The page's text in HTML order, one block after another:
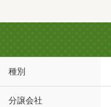
種別
分譲会社